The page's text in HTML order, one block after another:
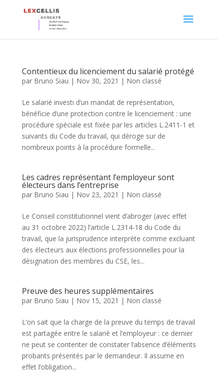
Contentieux du licenciement du salarié protégé
par Bruno Siau | Nov 30, 2021 | Non classé
Le salarié investi d’un mandat de représentation,
bénéficie d’une protection contre le licenciement : une
procédure spéciale est fixée par les articles L.2411-1 et
suivants du Code du travail, qui déroge sur de
nombreux points à la procédure formelle...
Les cadres représentant l’employeur sont
électeurs dans l’entreprise
par Bruno Siau | Nov 23, 2021 | Non classé
Le Conseil constitutionnel vient d’abroger (avec effet
au 31 octobre 2022) l’article L.2314-18 du Code du
travail, que la jurisprudence interprète comme excluant
des électeurs aux élections professionnelles pour la
désignation des membres du CSE, les...
Preuve des heures supplémentaires
par Bruno Siau | Nov 15, 2021 | Non classé
L’on sait que la charge de la preuve du temps de travail
est partagée entre le salarié et l’employeur : ce dernier
ne peut se contenter de constater l’absence d’éléments
probants présentés par le demandeur. Il assume en
effet l’obligation...